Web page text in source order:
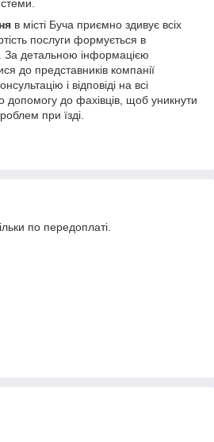
в місті Буча приємно здивує всіх
послуги формується в
За детальною інформацією
до представників компанії
і відповіді на всі
допомогу до фахівців, щоб уникнути
при їзді.
по передоплаті.